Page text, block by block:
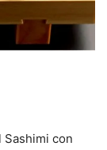
Sashimi con